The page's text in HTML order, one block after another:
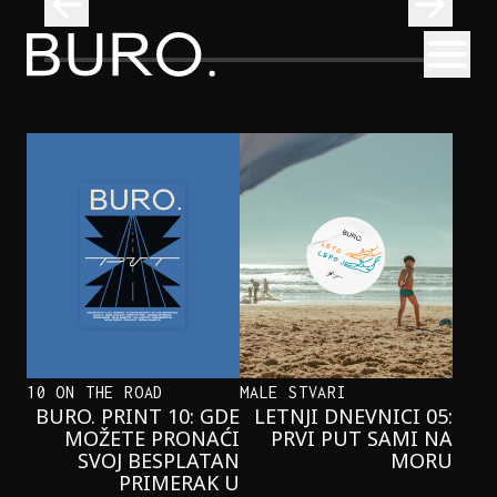
BURO.
ONAJ JEDAN PROIZVOD KOJI
STALNO SELIMO SA POLICE U
TORBE
10 ON THE ROAD
BURO. PRINT 10: GDE
MOŽETE PRONAĆI
SVOJ BESPLATAN
PRIMERAK U
MALE STVARI
LETNJI DNEVNICI 05:
PRVI PUT SAMI NA
MORU